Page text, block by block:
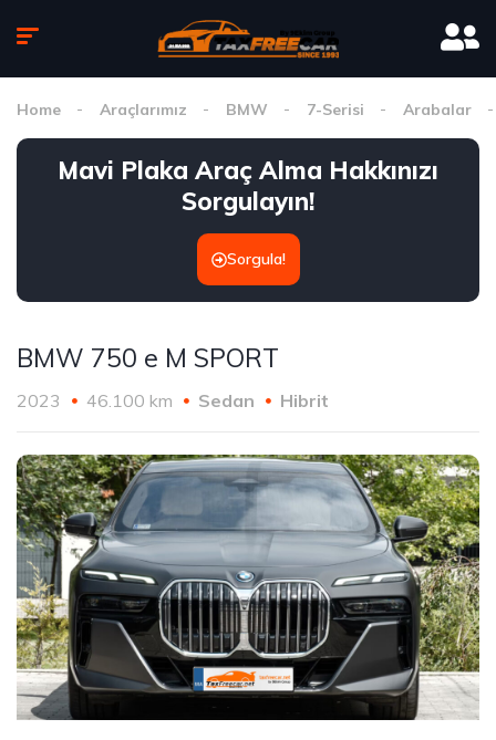
Home Araçlarımız BMW 7-Serisi Arabalar
Mavi Plaka Araç Alma Hakkınızı
Sorgulayın!
Sorgula!
BMW 750 e M SPORT
2023 46.100 km Sedan Hibrit